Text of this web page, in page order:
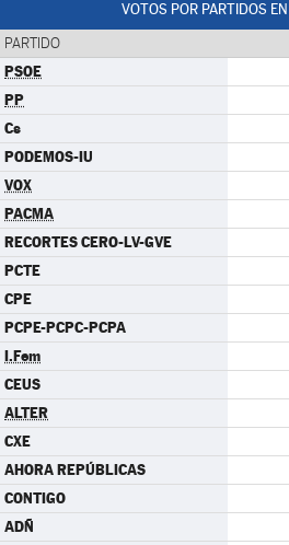
VOTOS POR PARTIDOS
PARTIDO
PSOE
PP
Cs
PODEMOS-IU
VOX
PACMA
RECORTES CERO-LV-GVE
PCTE
CPE
PCPE-PCPC-PCPA
I.Fem
CEUS
ALTER
CXE
AHORA REPÚBLICAS
CONTIGO
ADÑ